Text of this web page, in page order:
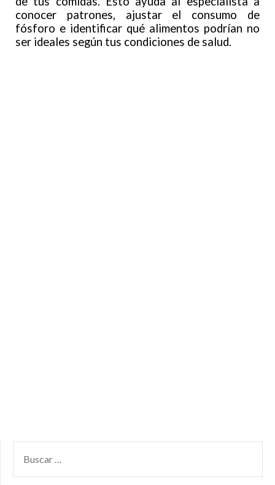
conocer patrones, ajustar el consumo de
fósforo e identificar qué alimentos podrían no
ser ideales según tus condiciones de salud.